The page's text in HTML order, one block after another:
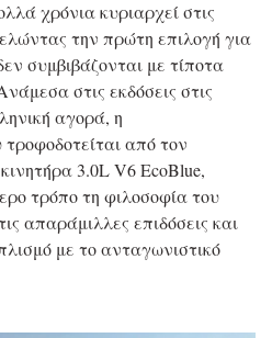
χρόνια κυριαρχεί στις
την πρώτη επιλογή για
συμβιβάζονται με τίποτα
στις εκδόσεις στις
αγορά, η
από τον
3.0L V6 EcoBlue,
τρόπο τη φιλοσοφία του
απαράμιλλες επιδόσεις και
με το ανταγωνιστικό